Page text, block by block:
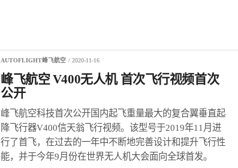
AUTOFLIGHT峰飞航空 / 2020-11-16
峰飞航空 V400无人机 首次飞行视频首次
公开
峰飞航空科技首次公开国内起飞重量最大的复合翼垂直起
降飞行器V400信天翁飞行视频。该型号于2019年11月进
行了首飞，在过去的一年中不断地完善设计和提升飞行性
能，并于今年9月份在世界无人机大会面向全球首发。